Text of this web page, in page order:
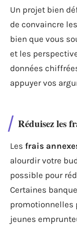
Un projet bien
de convaincre
bien que vous
et les
données
appuyer vos
Réduisez les
Les frais
alourdir votre
possible pour
Certaines
promotionnelles
jeunes